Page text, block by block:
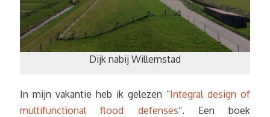
Dijk nabij Willemstad
In mijn vakantie heb ik gelezen “Integral design of
multifunctional flood defenses“. Een boek